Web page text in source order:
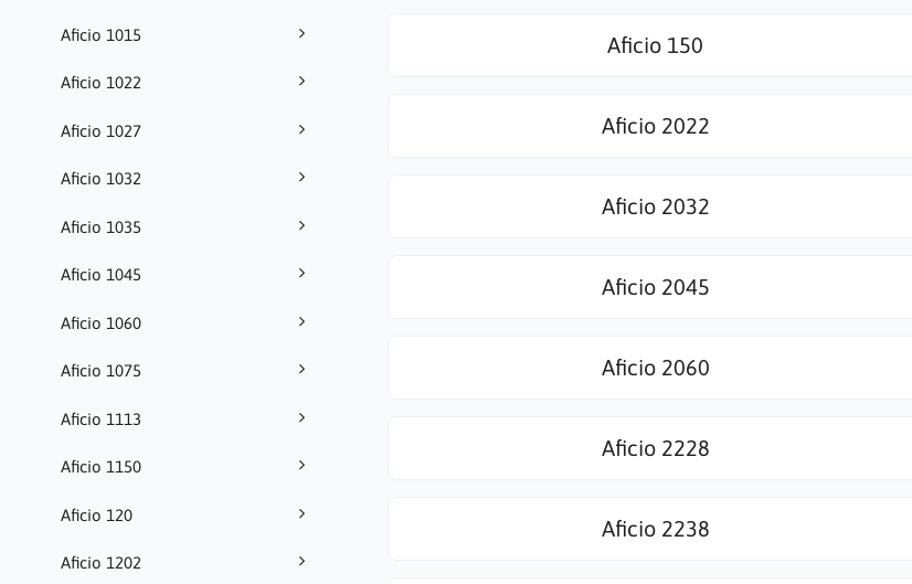
Aficio 1015
Aficio 1022
Aficio 1027
Aficio 1032
Aficio 1035
Aficio 1045
Aficio 1060
Aficio 1075
Aficio 1113
Aficio 1150
Aficio 120
Aficio 1202
Aficio 150
Aficio 2022
Aficio 2032
Aficio 2045
Aficio 2060
Aficio 2228
Aficio 2238